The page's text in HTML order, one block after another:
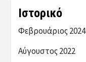
Ιστορικό
Φεβρουάριος 2024
Αύγουστος 2022